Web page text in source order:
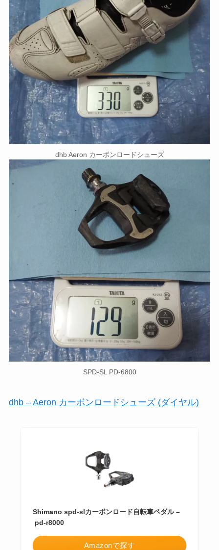
dhb Aeron カーボンロードシューズ
SPD-SL PD-6800
dhb – Aeron カーボンロードシューズ (ダイヤル)
Shimano spd-slカーボンロード自転車ペダル –
pd-r8000
Amazonで探す